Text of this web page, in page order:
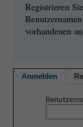
Registrieren
vorhandenen
Anmelden